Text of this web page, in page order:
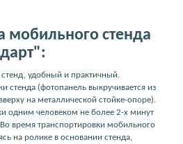
мобильного стенда
удобный и практичный.
стенда (фотопанель выкручивается из
на металлической стойке-опоре).
одним человеком не более 2-х минут
время транспортировки мобильного
на ролике в основании стенда,